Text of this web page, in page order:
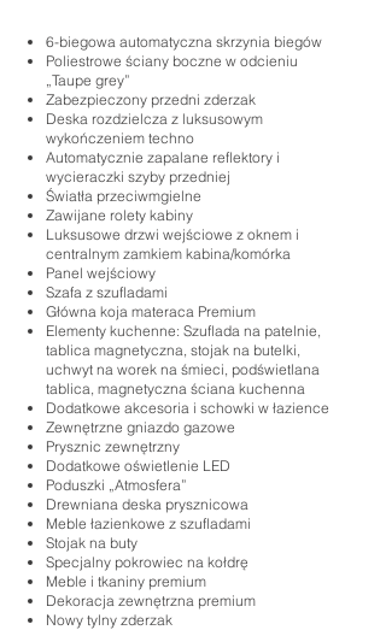
6-biegowa automatyczna skrzynia biegów
Poliestrowe ściany boczne w odcieniu
„Taupe grey”
Zabezpieczony przedni zderzak
Deska rozdzielcza z luksusowym
wykończeniem techno
Automatycznie zapalane reflektory i
wycieraczki szyby przedniej
Światła przeciwmgielne
Zawijane rolety kabiny
Luksusowe drzwi wejściowe z oknem i
centralnym zamkiem kabina/komórka
Panel wejściowy
Szafa z szufladami
Główna koja materaca Premium
Elementy kuchenne: Szuflada na patelnie,
tablica magnetyczna, stojak na butelki,
uchwyt na worek na śmieci, podświetlana
tablica, magnetyczna ściana kuchenna
Dodatkowe akcesoria i schowki w łazience
Zewnętrzne gniazdo gazowe
Prysznic zewnętrzny
Dodatkowe oświetlenie LED
Poduszki „Atmosfera”
Drewniana deska prysznicowa
Meble łazienkowe z szufladami
Stojak na buty
Specjalny pokrowiec na kołdrę
Meble i tkaniny premium
Dekoracja zewnętrzna premium
Nowy tylny zderzak